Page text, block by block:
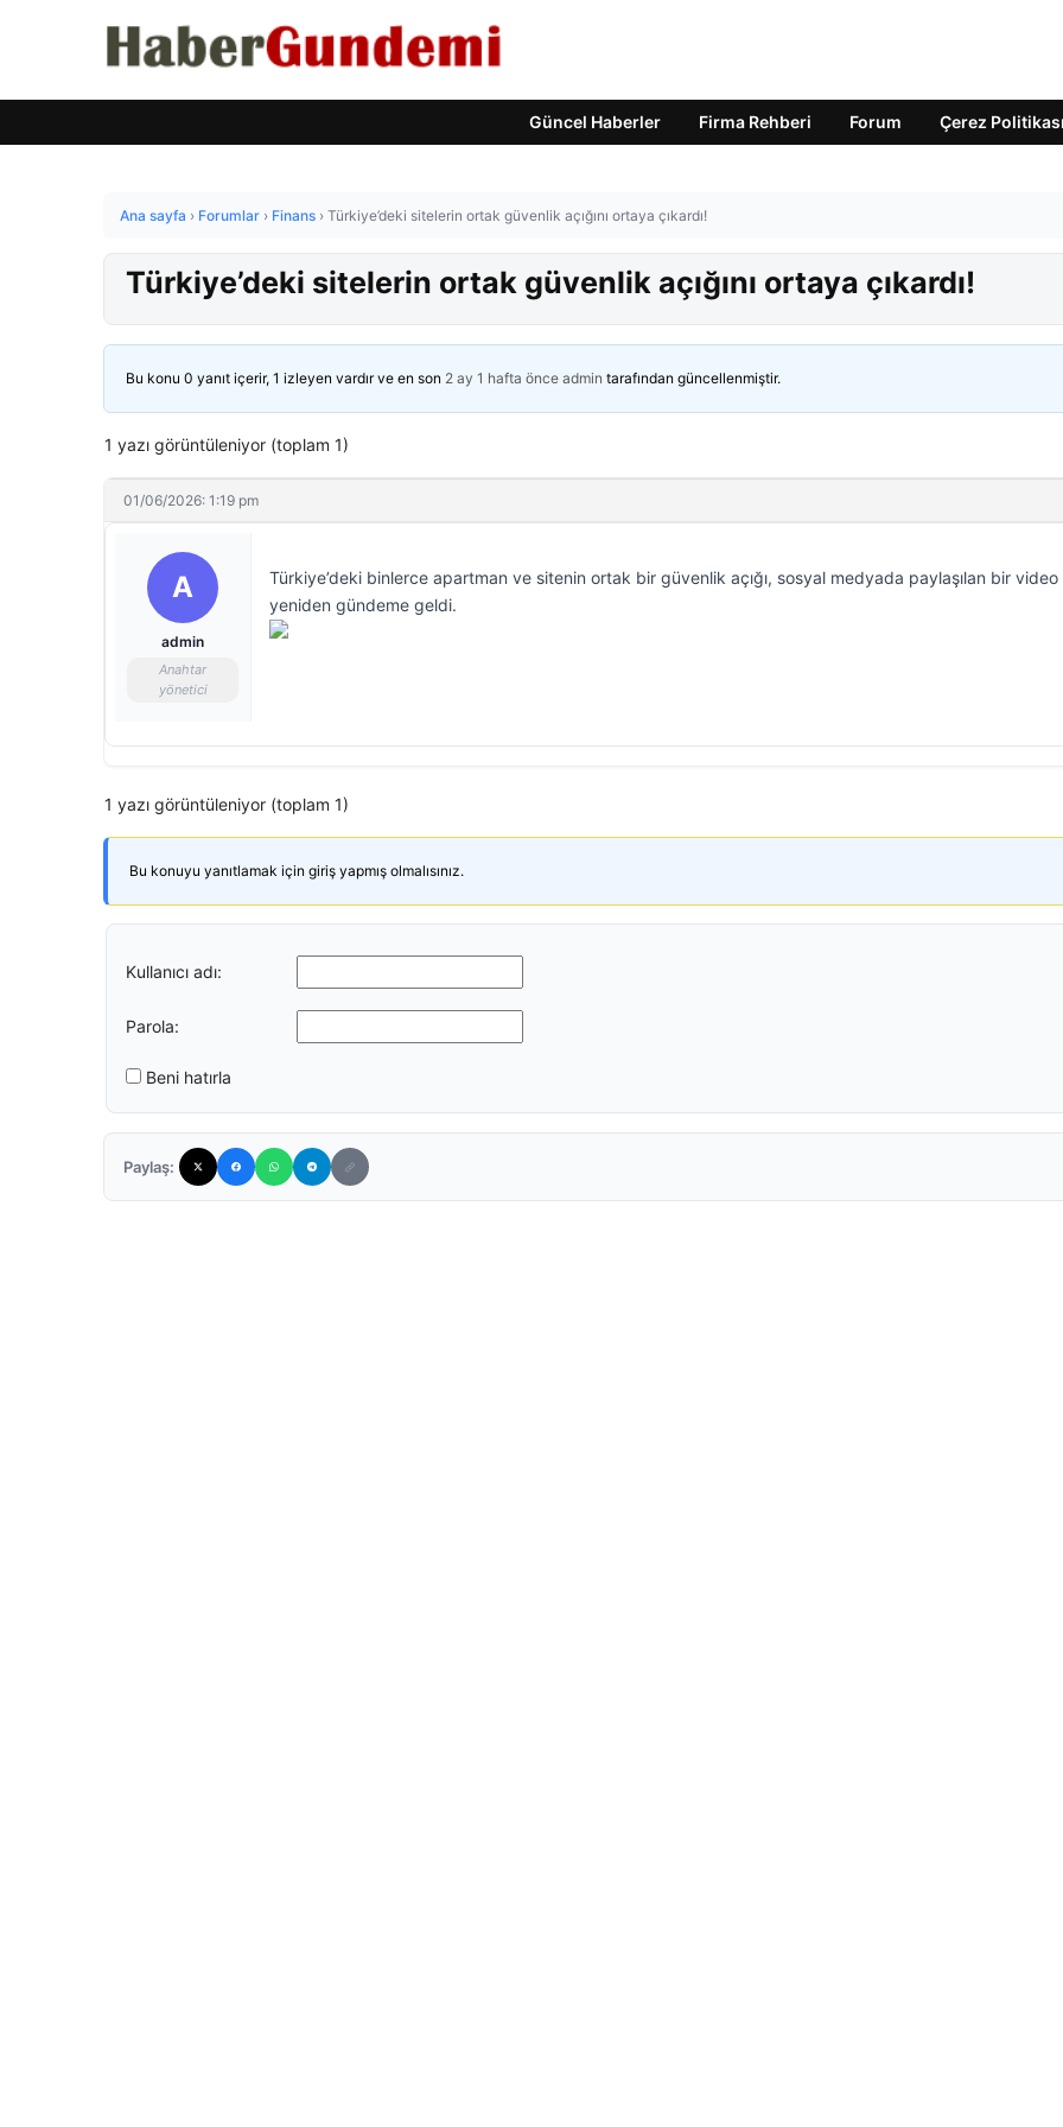
Güncel Haberler Firma Rehberi Forum Çerez Politikası
Ana sayfa › Forumlar › Finans › Türkiye’deki sitelerin ortak güvenlik açığını ortaya çıkardı!
Türkiye’deki sitelerin ortak güvenlik açığını ortaya çıkardı!
Bu konu 0 yanıt içerir, 1 izleyen vardır ve en son 2 ay 1 hafta önce admin tarafından güncellenmiştir.
1 yazı görüntüleniyor (toplam 1)
01/06/2026: 1:19 pm
A
admin
Anahtar
yönetici
Türkiye’deki binlerce apartman ve sitenin ortak bir güvenlik açığı, sosyal medyada paylaşılan bir video
yeniden gündeme geldi.
1 yazı görüntüleniyor (toplam 1)
Bu konuyu yanıtlamak için giriş yapmış olmalısınız.
Kullanıcı adı:
Parola:
Beni hatırla
Paylaş: